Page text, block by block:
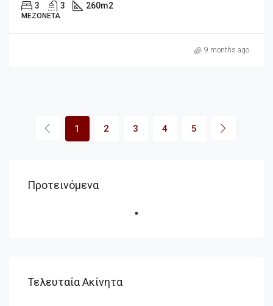
3 3 260m2
ΜΕΖΟΝΈΤΑ
9 months ago
1 2 3 4 5
Προτεινόμενα
Τελευταία Ακίνητα